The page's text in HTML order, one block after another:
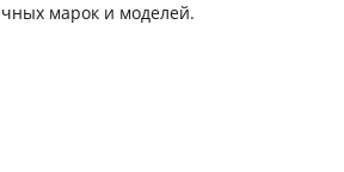
рестайлинг, 2021 - н.в. 1 поколение
марок и моделей.